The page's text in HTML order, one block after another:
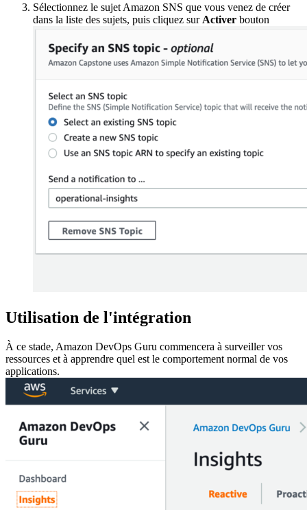
Sélectionnez le sujet Amazon SNS que vous venez de créer
dans la liste des sujets, puis cliquez sur Activer bouton
Utilisation de l'intégration
À ce stade, Amazon DevOps Guru commencera à surveiller vos
ressources et à apprendre quel est le comportement normal de vos
applications.